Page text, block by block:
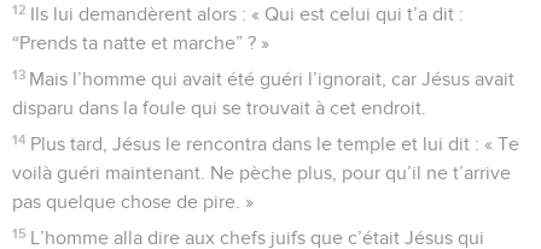
12 Ils lui demandèrent alors : « Qui est celui qui t’a dit :
“Prends ta natte et marche” ? »
13 Mais l’homme qui avait été guéri l’ignorait, car Jésus avait
disparu dans la foule qui se trouvait à cet endroit.
14 Plus tard, Jésus le rencontra dans le temple et lui dit : « Te
voilà guéri maintenant. Ne pèche plus, pour qu’il ne t’arrive
pas quelque chose de pire. »
15 L’homme alla dire aux chefs juifs que c’était Jésus qui